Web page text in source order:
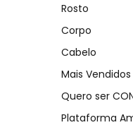
Rosto
Corpo
Cabelo
Mais
Quero ser
Plataforma